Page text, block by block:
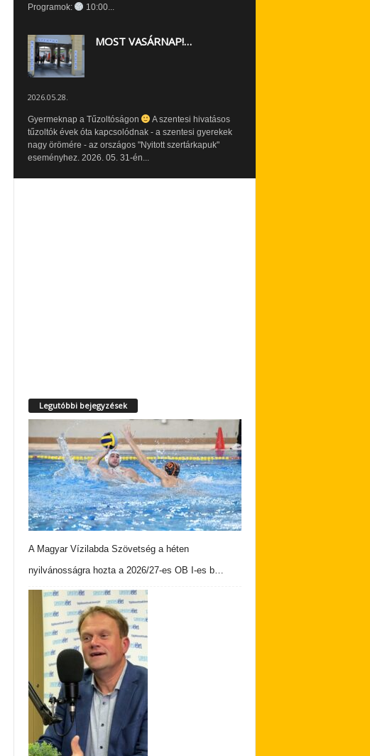
Programok:
10:00...
MOST VASÁRNAP!…
2026.05.28.
Gyermeknap a Tűzoltóságon
A szentesi hivatásos
tűzoltók évek óta kapcsolódnak - a szentesi gyerekek
nagy örömére - az országos "Nyitott szertárkapuk"
eseményhez. 2026. 05. 31-én...
Legutóbbi bejegyzések
A Magyar Vízilabda Szövetség a héten
nyilvánosságra hozta a 2026/27-es OB I-es b…